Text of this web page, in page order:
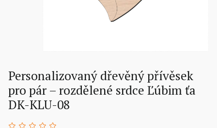
Personalizovaný dřevěný přívěsek
pro pár – rozdělené srdce Ľúbim ťa
DK-KLU-08